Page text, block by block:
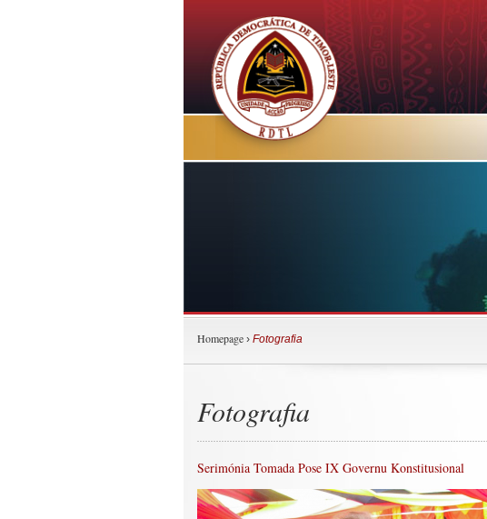
Homepage › Fotografia
Fotografia
Serimónia Tomada Pose IX Governu Konstitusional